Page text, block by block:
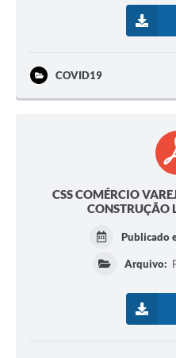
COVID19
CSS COMÉRCIO
CONSTRUÇÃO
Publicado
Arquivo: